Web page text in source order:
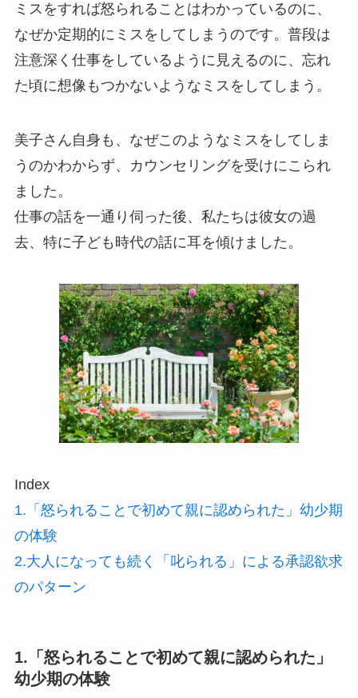
ミスをすれば怒られることはわかっているのに、
なぜか定期的にミスをしてしまうのです。普段は
注意深く仕事をしているように見えるのに、忘れ
た頃に想像もつかないようなミスをしてしまう。
美子さん自身も、なぜこのようなミスをしてしま
うのかわからず、カウンセリングを受けにこられ
ました。
仕事の話を一通り伺った後、私たちは彼女の過
去、特に子ども時代の話に耳を傾けました。
Index
1.「怒られることで初めて親に認められた」幼少期
の体験
2.大人になっても続く「叱られる」による承認欲求
のパターン
1.「怒られることで初めて親に認められた」
幼少期の体験